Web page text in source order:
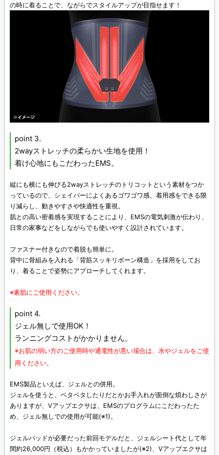
の時に着ることで、ながらでスタイルアップが目指せます！
point 3.
2wayストレッチの柔らかい生地を使用！
着け心地にもこだわったEMS。
縦にも横にも伸びる2wayストレッチのトリコットという素材をつか
っているので、シェイパーによくあるゴワゴワ感、着用感をできる限
り減らし、動きやすさや快適性を重視。
肌との高い密着感を実現することにより、EMSの電気刺激が伝わり、
日常の家事などをしながらでも使いやすく設計されています。
ファスナー付きなので着脱も簡単に。
背中に骨組みを入れる「背筋スッキリボーン構造」を採用をしてお
り、着ることで姿勢にアプローチしてくれます。
※素肌にご使用ください。
point 4.
ジェル無しで使用OK！
ランニングコストがかかりません。
※お肌の弱い方のご使用時や通電性が悪い場合は、水やジェルをご使
用ください。
EMS製品といえば、ジェルとの併用。
ジェルを使うと、ベタベタしたりだとかお手入れが面倒な煩わしさが
ありますが、Vアップエクサは、EMSのプログラムにこだわったた
め、ジェル無しでの使用が可能(※1)。
ジェルパッドが必要だった前回モデルだと、ジェルシート代として年
間約26,000円（税込）もかかっていましたが(※2)、Vアップエクサは